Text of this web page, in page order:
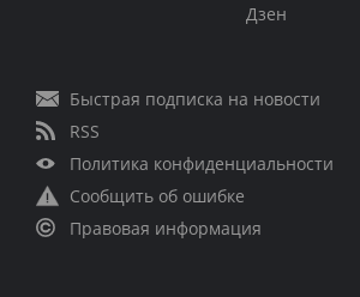
Дзен
Быстрая подписка на новости
RSS
Политика конфиденциальности
Сообщить об ошибке
Правовая информация